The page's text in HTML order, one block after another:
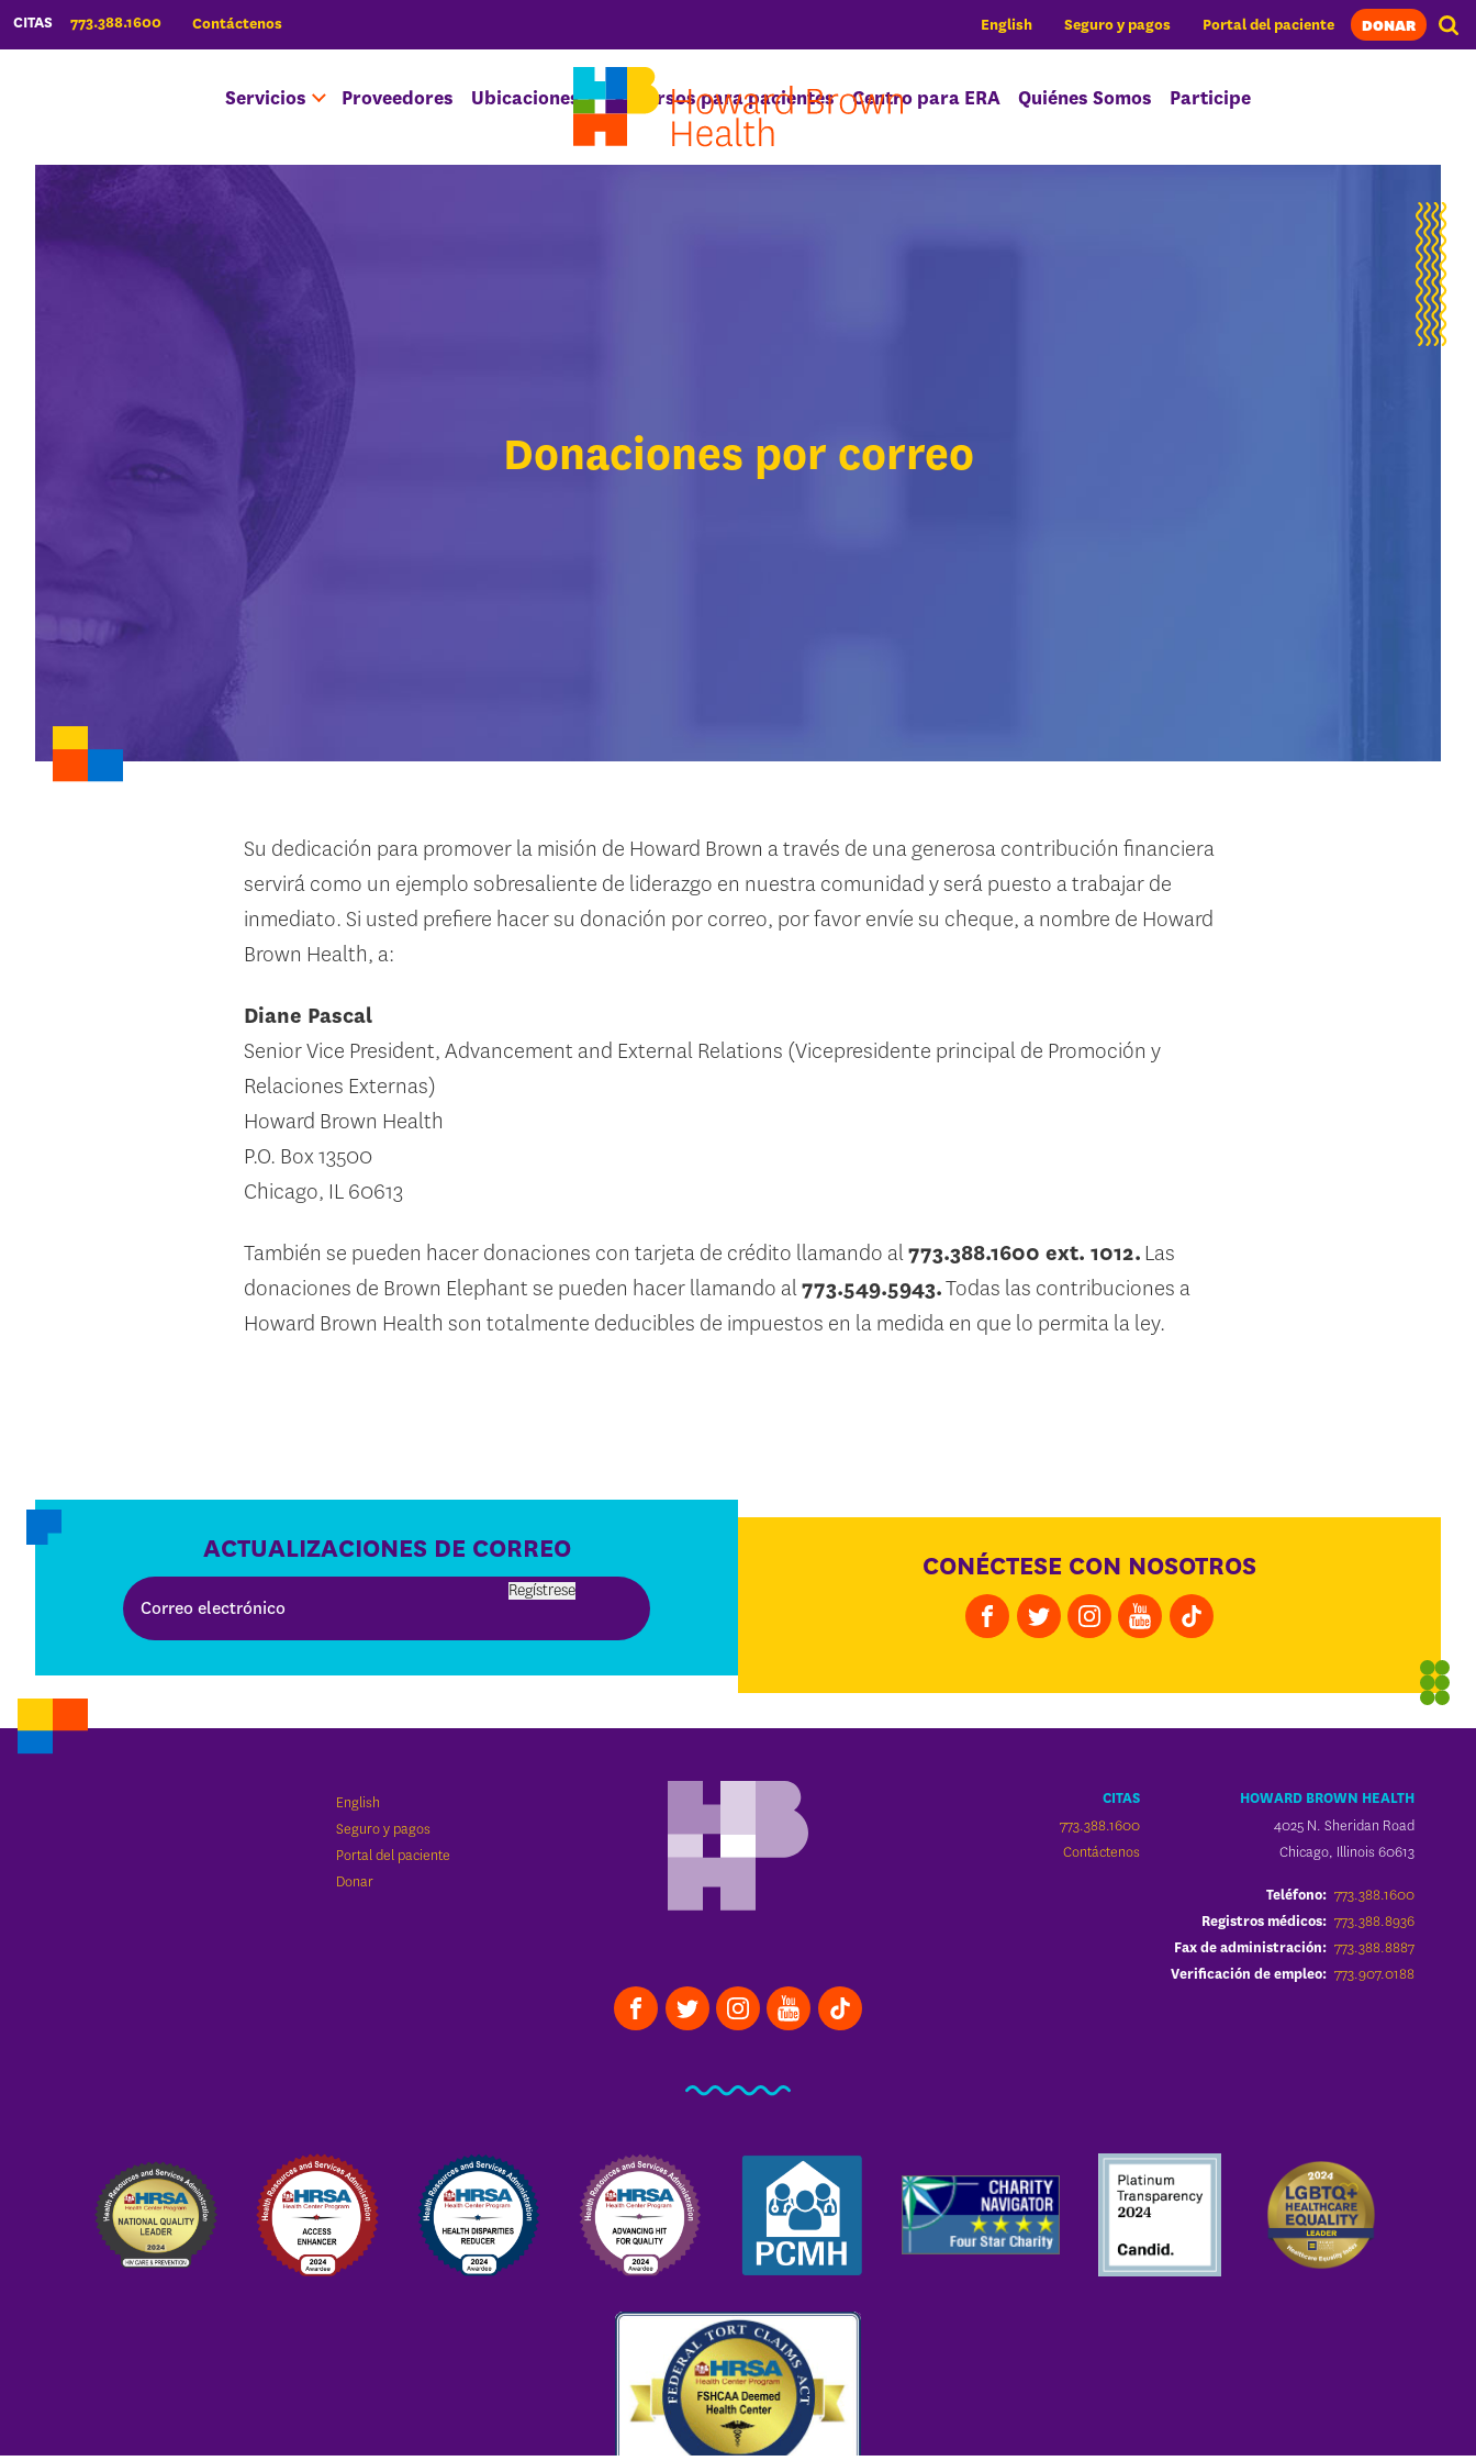
CITAS 773.388.1600 Contáctenos English Seguro y pagos Portal del paciente DONAR
Servicios Proveedores Ubicaciones Recursos para pacientes Centro para ERA Quiénes Somos Participe
Donaciones por correo
Su dedicación para promover la misión de Howard Brown a través de una generosa contribución financiera
servirá como un ejemplo sobresaliente de liderazgo en nuestra comunidad y será puesto a trabajar de
inmediato. Si usted prefiere hacer su donación por correo, por favor envíe su cheque, a nombre de Howard
Brown Health, a:
Diane Pascal
Senior Vice President, Advancement and External Relations (Vicepresidente principal de Promoción y
Relaciones Externas)
Howard Brown Health
P.O. Box 13500
Chicago, IL 60613
También se pueden hacer donaciones con tarjeta de crédito llamando al773.388.1600 ext. 1012. Las
donaciones de Brown Elephant se pueden hacer llamando al773.549.5943.Todas las contribuciones a
Howard Brown Health son totalmente deducibles de impuestos en la medida en que lo permita la ley.
ACTUALIZACIONES DE CORREO
Regístrese
CONÉCTESE CON NOSOTROS
English
Seguro y pagos
Portal del paciente
Donar
CITAS
773.388.1600
Contáctenos
HOWARD BROWN HEALTH
4025 N. Sheridan Road
Chicago, Illinois 60613
Teléfono: 773.388.1600
Registros médicos: 773.388.8936
Fax de administración: 773.388.8887
Verificación de empleo: 773.907.0188